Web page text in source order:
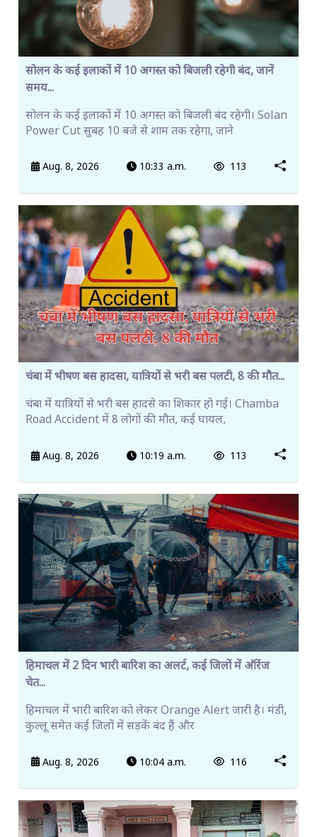
सोलन के कई इलाकों में 10 अगस्त को बिजली रहेगी बंद, जानें
समय...
सोलन के कई इलाकों में 10 अगस्त को बिजली बंद रहेगी। Solan
Power Cut सुबह 10 बजे से शाम तक रहेगा, जाने
Aug. 8, 2026 10:33 a.m. 113
चंबा में भीषण बस हादसा, यात्रियों से भरी बस पलटी, 8 की मौत...
चंबा में यात्रियों से भरी बस हादसे का शिकार हो गई। Chamba
Road Accident में 8 लोगों की मौत, कई घायल,
Aug. 8, 2026 10:19 a.m. 113
हिमाचल में 2 दिन भारी बारिश का अलर्ट, कई जिलों में ऑरेंज
चेत...
हिमाचल में भारी बारिश को लेकर Orange Alert जारी है। मंडी,
कुल्लू समेत कई जिलों में सड़कें बंद हैं और
Aug. 8, 2026 10:04 a.m. 116